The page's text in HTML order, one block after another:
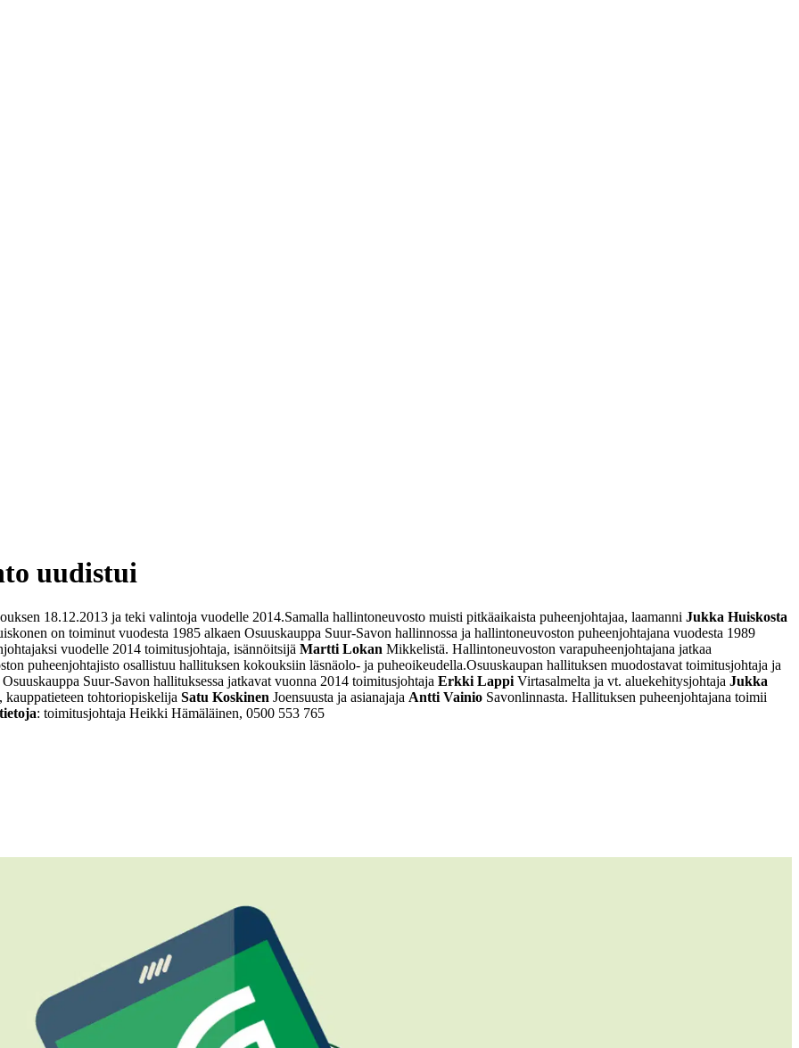
uudistui
18.12.2013 ja teki valintoja vuodelle 2014.Samalla hallintoneuvosto muisti pitkäaikaista puheenjohtajaa, laamanni Jukka Huiskosta
on toiminut vuodesta 1985 alkaen Osuuskauppa Suur-Savon hallinnossa ja hallintoneuvoston puheenjohtajana vuodesta 1989
vuodelle 2014 toimitusjohtaja, isännöitsijä Martti Lokan Mikkelistä. Hallintoneuvoston varapuheenjohtajana jatkaa
puheenjohtajisto osallistuu hallituksen kokouksiin läsnäolo- ja puheoikeudella.Osuuskaupan hallituksen muodostavat toimitusjohtaja ja
Suur-Savon hallituksessa jatkavat vuonna 2014 toimitusjohtaja Erkki Lappi Virtasalmelta ja vt. aluekehitysjohtaja Jukka
tohtoriopiskelija Satu Koskinen Joensuusta ja asianajaja Antti Vainio Savonlinnasta. Hallituksen puheenjohtajana toimii
: toimitusjohtaja Heikki Hämäläinen, 0500 553 765